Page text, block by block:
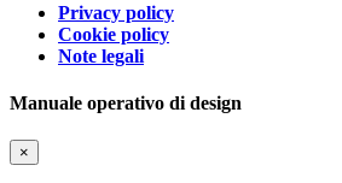
Privacy policy
Cookie policy
Note legali
Manuale operativo di design
×